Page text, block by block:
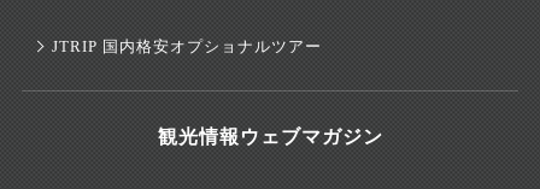
JTRIP 国内格安オプショナルツアー
観光情報ウェブマガジン